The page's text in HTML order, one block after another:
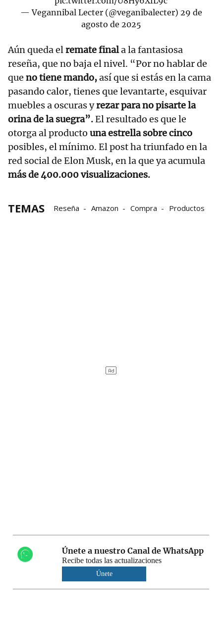
— Vegannibal Lecter (@veganibalecter) 29 de
agosto de 2025
Aún queda elremate finala la fantasiosa
reseña, que no baja el nivel. “Por no hablar de
que no tiene mando,así que si estás en la cama
pasando calor, tienes que levantarte, esquivar
muebles a oscuras yrezar para no pisarte la
orina de la suegra”.El resultado es que le
otorga al producto una estrella sobre cinco
posibles, el mínimo. El post ha triunfado en la
red social de Elon Musk, en la que ya acumula
más de 400.000 visualizaciones.
TEMAS Reseña Amazon Compra Productos
Únete a nuestro Canal de WhatsApp
Recibe todas las actualizaciones
Únete